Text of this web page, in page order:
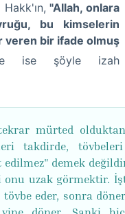
Hakk'ın,"Allah, onlara
bu kimselerin
veren bir ifade olmuş
ise şöyle izah
mürted
takdirde,
demek
uzak görmektir.
eder, sonra